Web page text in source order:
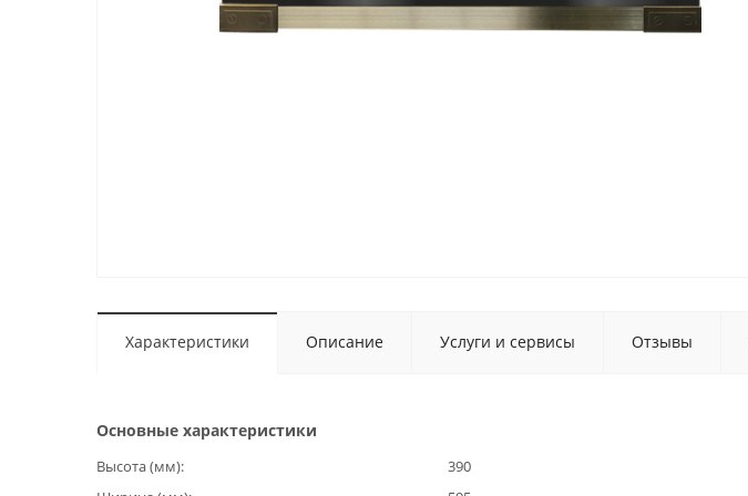
Характеристики Описание Услуги и сервисы Отзывы
Основные характеристики
Высота (мм)
390